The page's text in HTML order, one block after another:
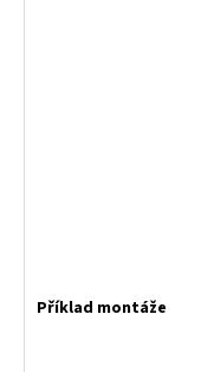
Příklad montáže